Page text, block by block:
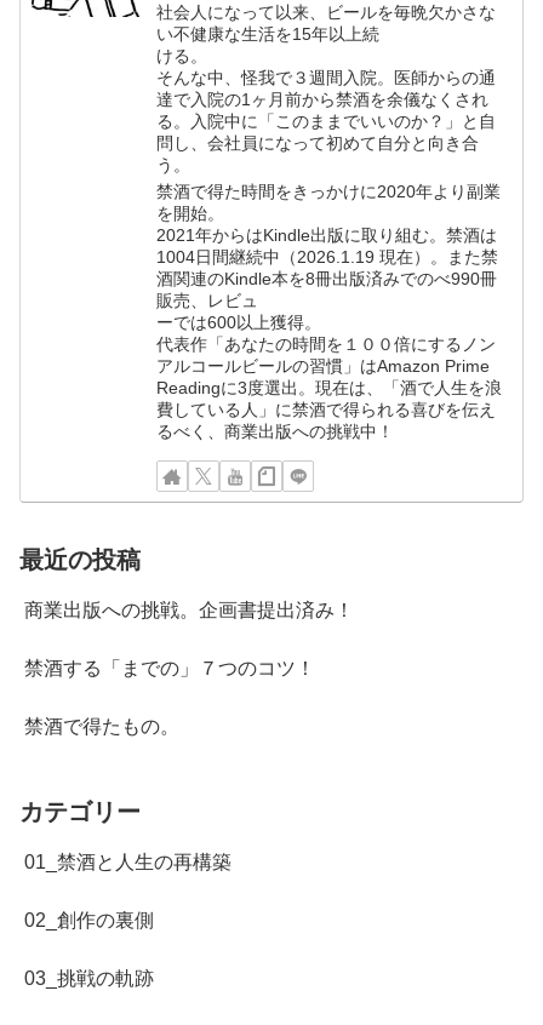
社会人になって以来、ビールを毎晩欠かさな
い不健康な生活を15年以上続
ける。
そんな中、怪我で３週間入院。医師からの通
達で入院の1ヶ月前から禁酒を余儀なくされ
る。入院中に「このままでいいのか？」と自
問し、会社員になって初めて自分と向き合
う。
禁酒で得た時間をきっかけに2020年より副業
を開始。
2021年からはKindle出版に取り組む。禁酒は
1004日間継続中（2026.1.19 現在）。また禁
酒関連のKindle本を8冊出版済みでのべ990冊
販売、レビュ
ーでは600以上獲得。
代表作「あなたの時間を１００倍にするノン
アルコールビールの習慣」はAmazon Prime
Readingに3度選出。現在は、「酒で人生を浪
費している人」に禁酒で得られる喜びを伝え
るべく、商業出版への挑戦中！
最近の投稿
商業出版への挑戦。企画書提出済み！
禁酒する「までの」７つのコツ！
禁酒で得たもの。
カテゴリー
01_禁酒と人生の再構築
02_創作の裏側
03_挑戦の軌跡